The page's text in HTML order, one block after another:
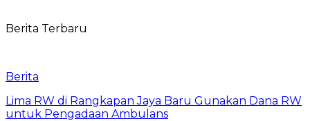
Berita Terbaru
Berita
Lima RW di Rangkapan Jaya Baru Gunakan Dana RW
untuk Pengadaan Ambulans